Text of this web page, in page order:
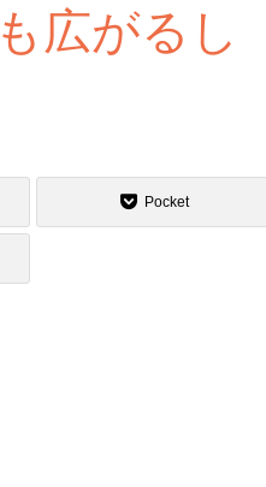
広がるし
Pocket